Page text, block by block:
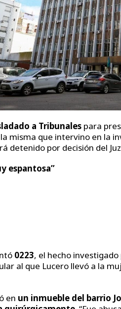
a Tribunales para
misma que intervino en la
detenido por decisión del
espantosa”
0223, el hecho investigado
al que Lucero llevó a la
en un inmueble del barrio